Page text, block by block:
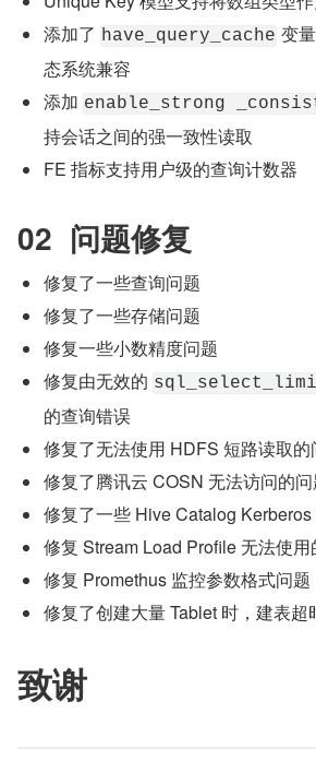
添加了 have_query_cache 变
态系统兼容
添加 enable_strong
持会话之间的强一致性读取
FE 指标支持用户级的查询计数器
02  问题修复
修复了一些查询问题
修复了一些存储问题
修复一些小数精度问题
修复由无效的
的查询错误
修复了无法使用 HDFS 短路读取的
修复了腾讯云 COSN 无法访问的
修复了一些 Hive Catalog
修复 Stream Load Profile 无法使用
修复 Promethus 监控参数格式问题
修复了创建大量 Tablet 时，建表超
致谢